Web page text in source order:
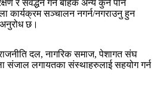
र संवर्द्धन गर्ने बाहेक अन्य कुनै पनि
कार्यक्रम सञ्चालन नगर्न/नगराउनु हुन
अनुरोध छ।
दल, नागरिक समाज, पेशागत संघ
संजाल लगायतका संस्थाहरुलाई सहयोग गर्न